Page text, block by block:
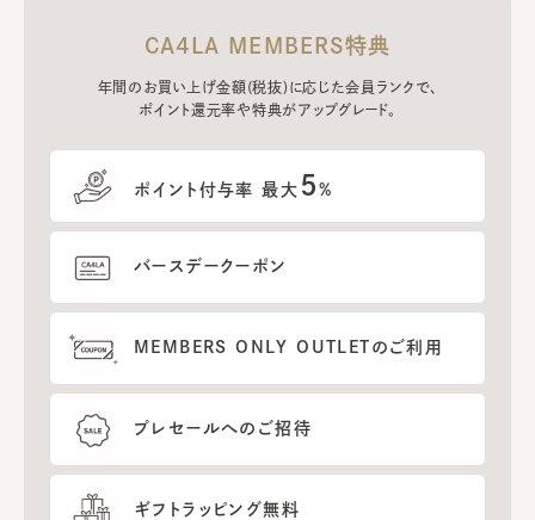
CA4LA MEMBERS特典
年間のお買い上げ金額(税抜)に応じた会員ランクで、
ポイント還元率や特典がアップグレード。
ポイント付与率 最大 5%
バースデークーポン
MEMBERS ONLY OUTLETのご利用
プレセールへのご招待
ギフトラッピング無料